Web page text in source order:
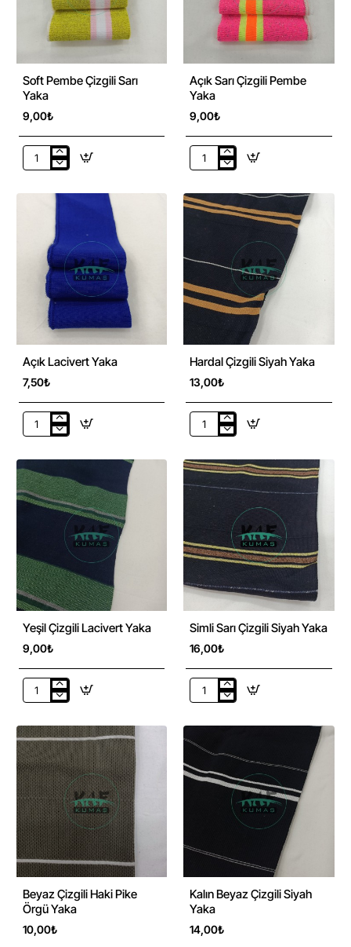
Soft Pembe Çizgili Sarı
Yaka
9,00₺
Soft
Çizgili
Açık Sarı Çizgili Pembe
Yaka
9,00₺
Açık
Çizgili
Pembe
Açık Lacivert Yaka
7,50₺
Açık
Yaka
Hardal Çizgili Siyah Yaka
13,00₺
Hardal
Siyah
Yaka
Yeşil Çizgili Lacivert Yaka
9,00₺
Yeşil
Lacivert
Yaka
Simli Sarı Çizgili Siyah Yaka
16,00₺
Simli
Çizgili
Siyah
Yaka
Beyaz Çizgili Haki Pike
Örgü Yaka
10,00₺
Kalın Beyaz Çizgili Siyah
Yaka
14,00₺